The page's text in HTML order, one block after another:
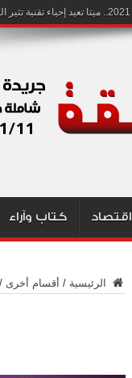
اقتصاد كتاب وآراء
الرئيسية / أقسام أخرى /